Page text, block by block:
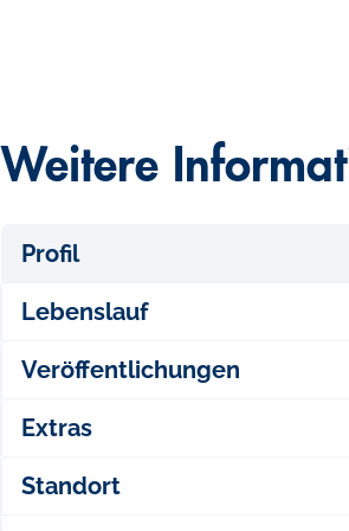
Weitere
Profil
Lebenslauf
Veröffentlichungen
Extras
Standort